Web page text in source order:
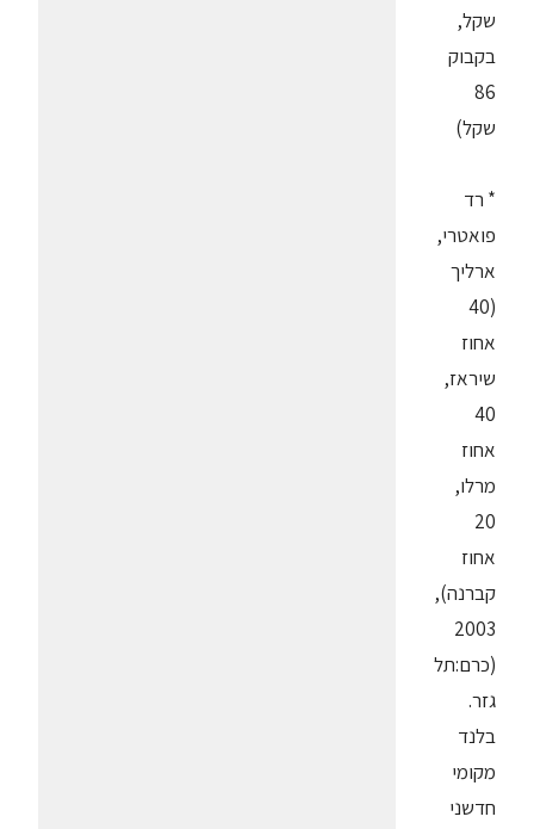
שקל,
בקבוק
86
שקל)
* רד
פואטרי,
ארליך
(40
אחוז
שיראז,
40
אחוז
מרלו,
20
אחוז
קברנה),
2003
(כרם:תל
גזר.
בלנד
מקומי
חדשני